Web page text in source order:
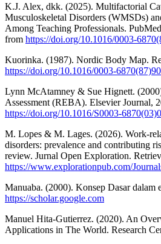
K.J. Alex, dkk. (2025). Multifactorial
Musculoskeletal Disorders (WMSDs)
Among Teaching Professionals.
from https://doi.org/10.1016/0003-
Kuorinka. (1987). Nordic Body Map.
https://doi.org/10.1016/0003-
Lynn McAtamney & Sue Hignett.
Assessment (REBA). Elsevier Journal,
https://doi.org/10.1016/S0003-
M. Lopes & M. Lages. (2026). Work-
disorders: prevalence and contributing
review. Jurnal Open Exploration.
https://www.explorationpub.com/
Manuaba. (2000). Konsep Dasar dalam
https://scholar.google.com
Manuel Hita-Gutierrez. (2020). An
Applications in The World. Research